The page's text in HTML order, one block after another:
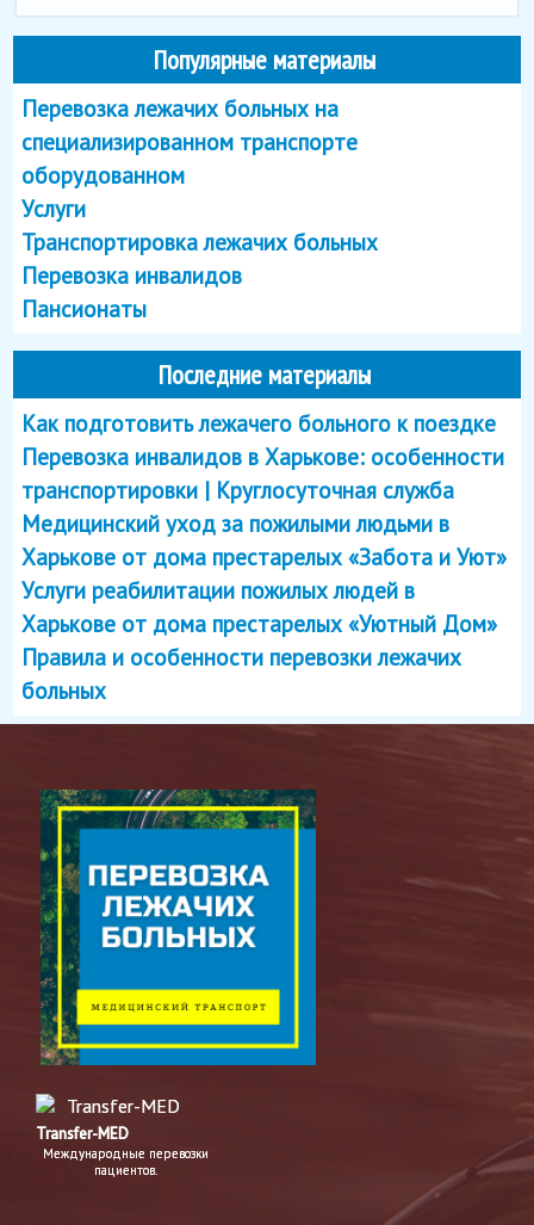
Популярные материалы
Перевозка лежачих больных на
специализированном транспорте
оборудованном
Услуги
Транспортировка лежачих больных
Перевозка инвалидов
Пансионаты
Последние материалы
Как подготовить лежачего больного к поездке
Перевозка инвалидов в Харькове: особенности
транспортировки | Круглосуточная служба
Медицинский уход за пожилыми людьми в
Харькове от дома престарелых «Забота и Уют»
Услуги реабилитации пожилых людей в
Харькове от дома престарелых «Уютный Дом»
Правила и особенности перевозки лежачих
больных
Transfer-MED
Международные перевозки
пациентов.